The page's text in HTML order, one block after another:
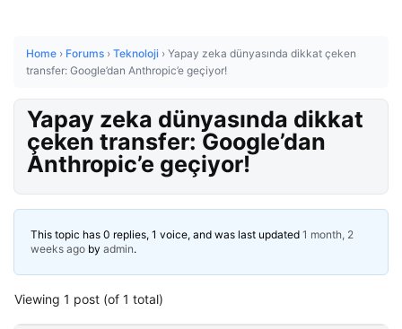
Home › Forums › Teknoloji › Yapay zeka dünyasında dikkat çeken
transfer: Google’dan Anthropic’e geçiyor!
Yapay zeka dünyasında dikkat
çeken transfer: Google’dan
Anthropic’e geçiyor!
This topic has 0 replies, 1 voice, and was last updated 1 month, 2
weeks ago by admin.
Viewing 1 post (of 1 total)